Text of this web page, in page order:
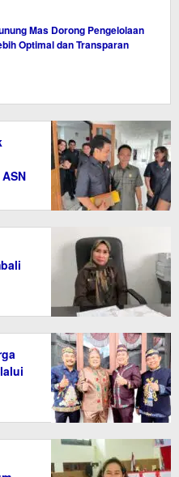
Mas Dorong Pengelolaan
Optimal dan Transparan